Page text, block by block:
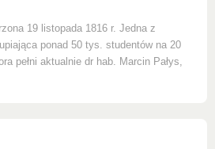
19 listopada 1816 r. Jedna z
ponad 50 tys. studentów na 20
pełni aktualnie dr hab. Marcin Pałys,